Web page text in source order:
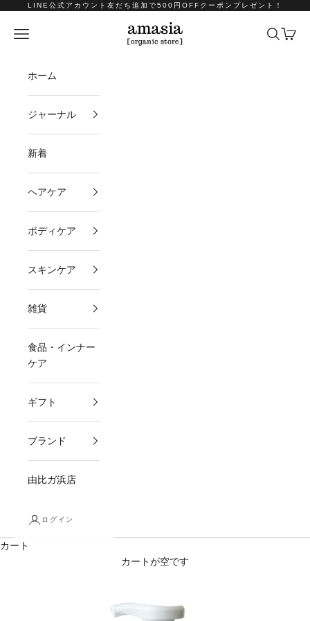
コンテンツへスキップ
LINE公式アカウント友だち追加で500円OFFクーポンプレゼント！
amasia organic store
メニュー 検索カート
ホーム
ジャーナル
新着
ヘアケア
ボディケア
スキンケア
雑貨
食品・インナー
ケア
ギフト
ブランド
由比ガ浜店
ログイン
カート
カートが空です